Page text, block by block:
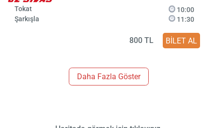
Tokat
Şarkışla
10:00
11:30
800 TL BİLET AL
Daha Fazla Göster